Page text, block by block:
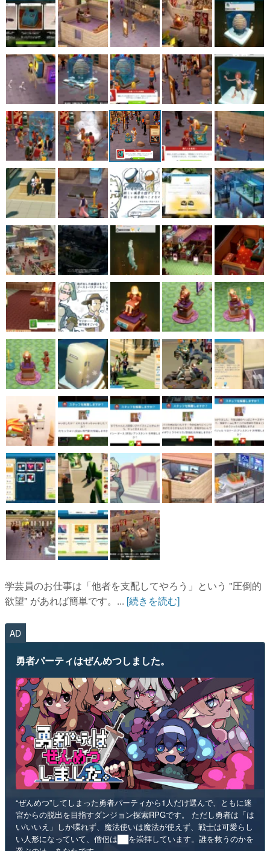
学芸員のお仕事は「他者を支配してやろう」という "圧倒的
欲望" があれば簡単です。... [続きを読む]
AD
勇者パーティはぜんめつしました。
“ぜんめつ”してしまった勇者パーティから1人だけ選んで、ともに迷
宮からの脱出を目指すダンジョン探索RPGです。 ただし勇者は「は
い/いいえ」しか喋れず、魔法使いは魔法が使えず、戦士は可愛らし
い人形になっていて、僧侶は██を崇拝しています。誰を救うのかを